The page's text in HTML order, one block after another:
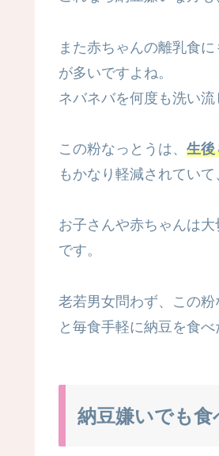
また赤ちゃんの離乳食
が多いですよね。
ネバネバを何度も洗い
この粉なっとうは、 生後
もかなり軽減されてい
お子さんや赤ちゃんは
です。
老若男女問わず、この
と毎食手軽に納豆を食
納豆嫌いでも